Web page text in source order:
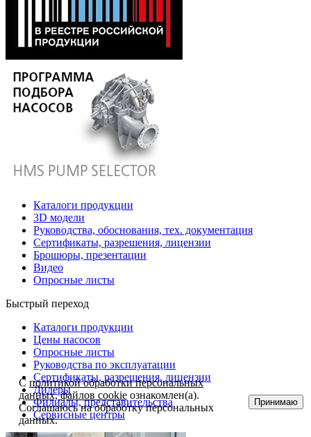
Каталоги продукции
3D модели
Руководства, обоснования, тех. документация
Сертификаты, разрешения, лицензии
Брошюры, презентации
Видео
Опросные листы
Быстрый переход
Каталоги продукции
Цены насосов
Опросные листы
Руководства по эксплуатации
Сертификаты, разрешения, лицензии
Дилеры
Филиалы, представительства
Сервисные центры
Сполитикой обработки персональных
данных, файлов cookie ознакомлен(а).
Соглашаюсь на обработку персональных
данных.
Принимаю